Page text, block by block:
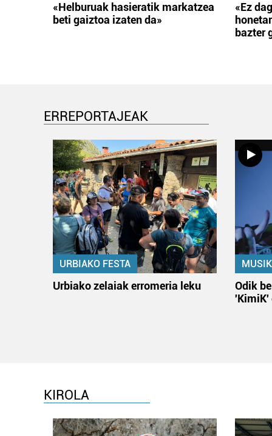
«Helburuak hasieratik markatzea
beti gaiztoa izaten da»
«Ez
bazter
ERREPORTAJEAK
URBIAKO FESTA
Urbiako zelaiak erromeria leku
Odik
'KimiK'
KIROLA